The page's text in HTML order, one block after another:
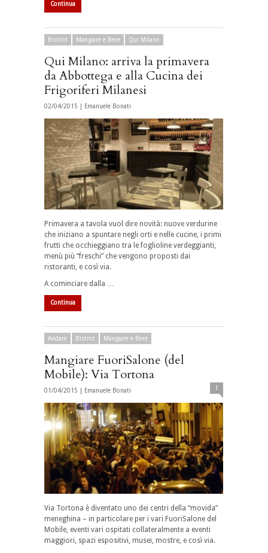
Continua
Bistrot Mangiare e Bere Qui Milano
Qui Milano: arriva la primavera
da Abbottega e alla Cucina dei
Frigoriferi Milanesi
02/04/2015 | Emanuele Bonati
Primavera a tavola vuol dire novità: nuove verdurine
che iniziano a spuntare negli orti e nelle cucine, i primi
frutti che occhieggiano tra le foglioline verdeggianti,
menù più “freschi” che vengono proposti dai
ristoranti, e così via.
A cominciare dalla …
Continua
Andare Bistrot Mangiare e Bere
Mangiare FuoriSalone (del
Mobile): Via Tortona
01/04/2015 | Emanuele Bonati 1
Via Tortona è diventato uno dei centri della “movida”
meneghina – in particolare per i vari FuoriSalone del
Mobile, eventi vari ospitati collateralmente a eventi
maggiori, spazi espositivi, musei, mostre, e così via.